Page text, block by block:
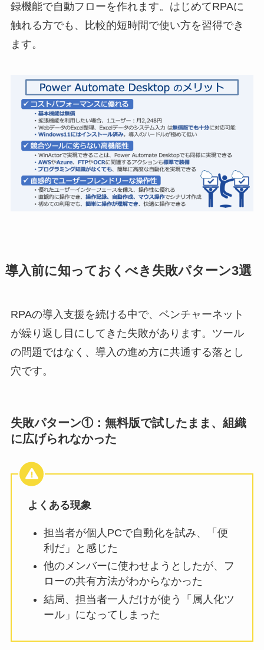
録機能で自動フローを作れます。はじめてRPAに
触れる方でも、比較的短時間で使い方を習得でき
ます。
導入前に知っておくべき失敗パターン3選
RPAの導入支援を続ける中で、ベンチャーネット
が繰り返し目にしてきた失敗があります。ツール
の問題ではなく、導入の進め方に共通する落とし
穴です。
失敗パターン①：無料版で試したまま、組織
に広げられなかった
よくある現象
担当者が個人PCで自動化を試み、「便
利だ」と感じた
他のメンバーに使わせようとしたが、フ
ローの共有方法がわからなかった
結局、担当者一人だけが使う「属人化ツ
ール」になってしまった